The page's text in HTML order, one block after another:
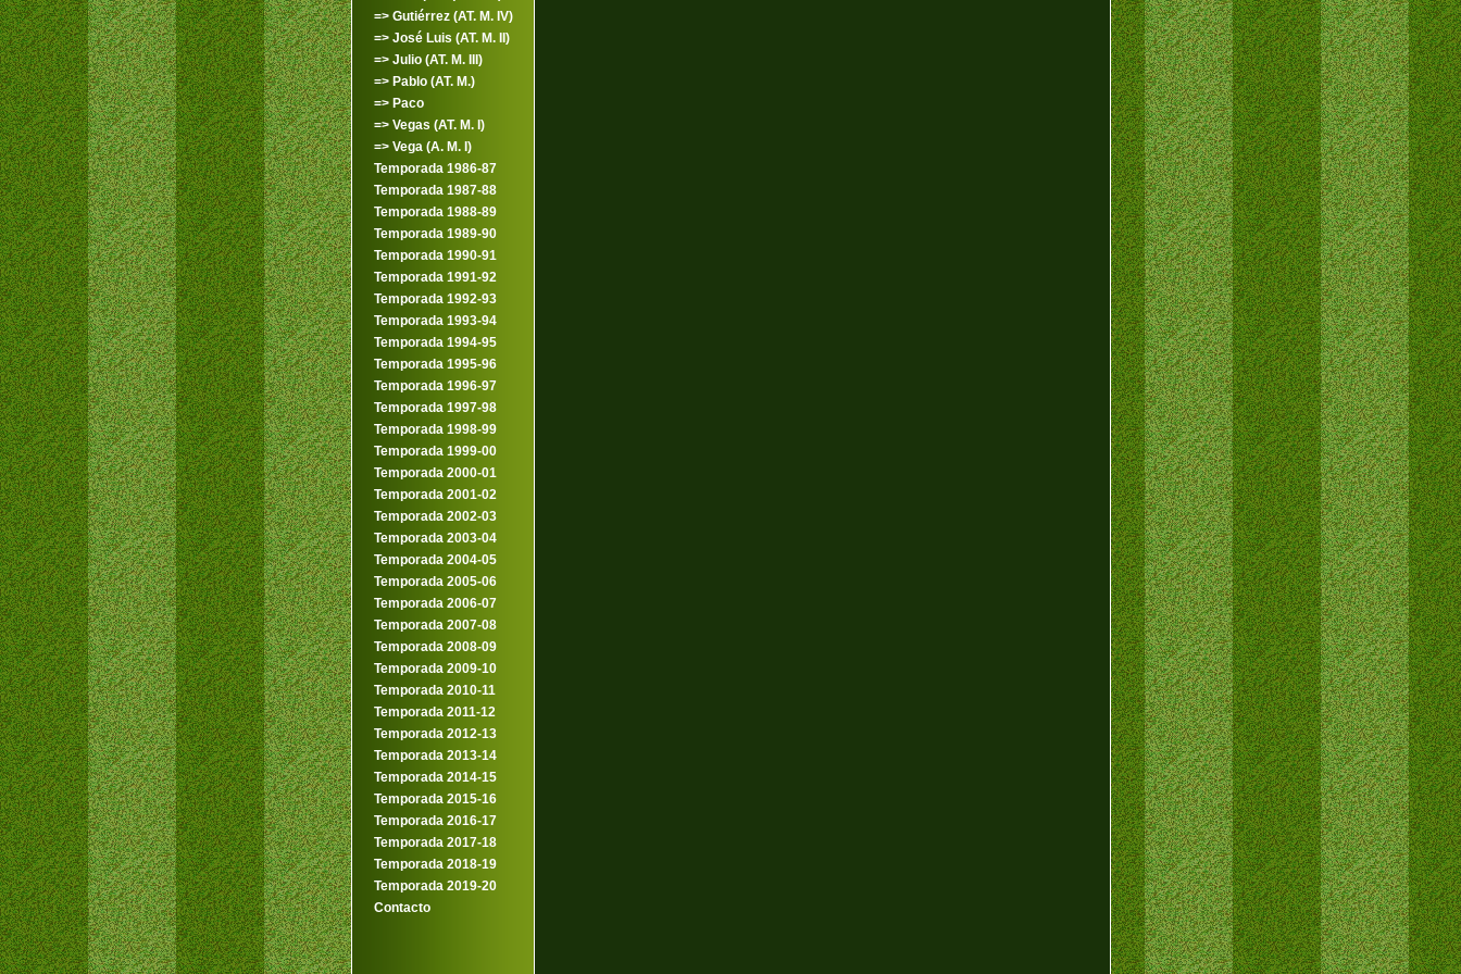
=> Gutiérrez (AT. M. IV)
=> José Luis (AT. M. II)
=> Julio (AT. M. III)
=> Pablo (AT. M.)
=> Paco
=> Vegas (AT. M. I)
=> Vega (A. M. I)
Temporada 1986-87
Temporada 1987-88
Temporada 1988-89
Temporada 1989-90
Temporada 1990-91
Temporada 1991-92
Temporada 1992-93
Temporada 1993-94
Temporada 1994-95
Temporada 1995-96
Temporada 1996-97
Temporada 1997-98
Temporada 1998-99
Temporada 1999-00
Temporada 2000-01
Temporada 2001-02
Temporada 2002-03
Temporada 2003-04
Temporada 2004-05
Temporada 2005-06
Temporada 2006-07
Temporada 2007-08
Temporada 2008-09
Temporada 2009-10
Temporada 2010-11
Temporada 2011-12
Temporada 2012-13
Temporada 2013-14
Temporada 2014-15
Temporada 2015-16
Temporada 2016-17
Temporada 2017-18
Temporada 2018-19
Temporada 2019-20
Contacto